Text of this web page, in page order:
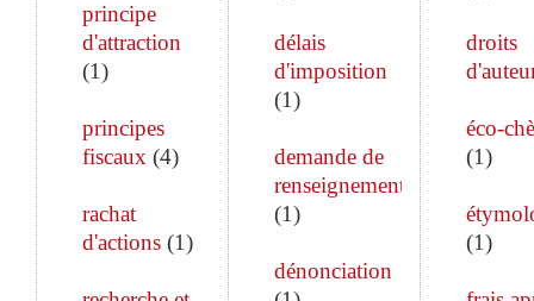
principe
d'attraction
(1)
principes
fiscaux (4)
rachat
d'actions (1)
délais
d'imposition
(1)
demande de
renseignements
(1)
dénonciation
droits
éco-
(1)
(1)